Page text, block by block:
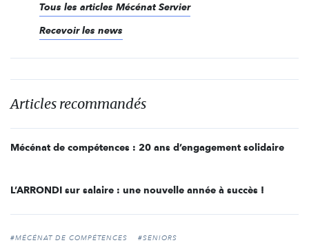
Tous les articles Mécénat Servier
Recevoir les news
Articles recommandés
Mécénat de compétences : 20 ans d’engagement solidaire
L’ARRONDI sur salaire : une nouvelle année à succès !
#MÉCÉNAT DE COMPÉTENCES #SENIORS